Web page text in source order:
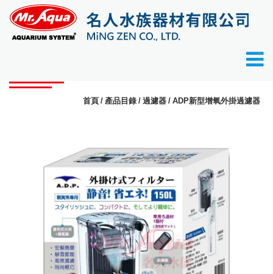
首頁 產品目錄 過濾器 ADP新型增氧外掛過濾器